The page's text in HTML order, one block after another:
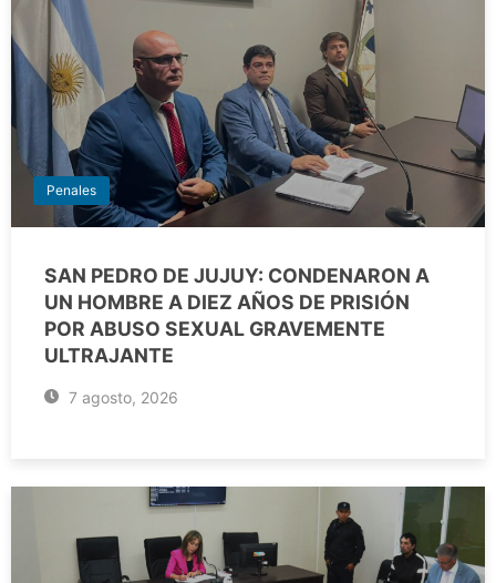
Penales
SAN PEDRO DE JUJUY: CONDENARON A
UN HOMBRE A DIEZ AÑOS DE PRISIÓN
POR ABUSO SEXUAL GRAVEMENTE
ULTRAJANTE
7 agosto, 2026